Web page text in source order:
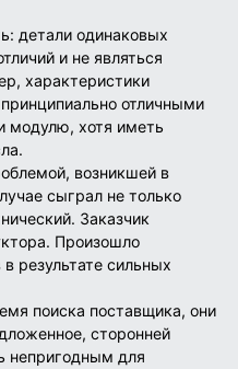
детали одинаковых
и не являться
характеристики
отличными
модулю, хотя иметь
возникшей в
сыграл не только
Заказчик
Произошло
результате сильных
поиска поставщика, они
сторонней
непригодным для